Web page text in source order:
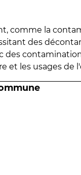
comme la
des
des
et les usages de